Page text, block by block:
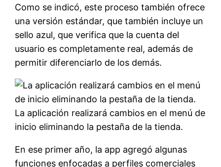
Como se indicó, este proceso también ofrece
una versión estándar, que también incluye un
sello azul, que verifica que la cuenta del
usuario es completamente real, además de
permitir diferenciarlo de los demás.
La aplicación realizará cambios en el menú de
inicio eliminando la pestaña de la tienda.
En ese primer año, la app agregó algunas
funciones enfocadas a perfiles comerciales